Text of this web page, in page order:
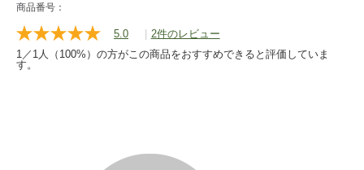
https://www.llbean.co.jp/mens/tops/sweatshirts/g/
商品番号：
5.0
レ
ビ
ペ
| 2件のレビュー
1／1人（100%）の方がこの商品をおすすめできると評価していま
す。